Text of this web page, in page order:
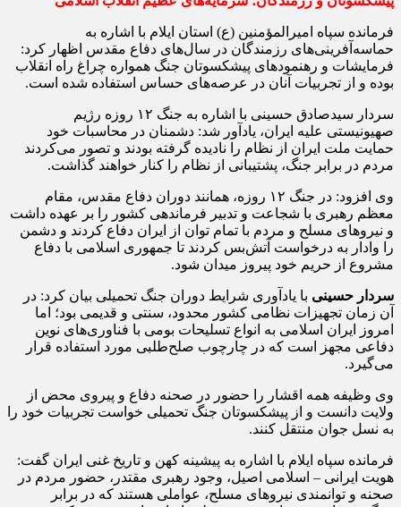
فرمانده سپاه امیرالمؤمنین (ع) استان ایلام با اشاره به
حماسه‌آفرینی‌های رزمندگان در سال‌های دفاع مقدس اظهار کرد:
فرمایشات و رهنمودهای پیشکسوتان جنگ همواره چراغ راه انقلاب
بوده و از تجربیات آنان در عرصه‌های حساس استفاده شده است.
سردار سیدصادق حسینی با اشاره به جنگ ۱۲ روزه رژیم
صهیونیستی علیه ایران، یادآور شد: دشمنان در محاسبات خود
حمایت ملت ایران از نظام را نادیده گرفته بودند و تصور می‌کردند
مردم در برابر جنگ، پشتیبانی از نظام را کنار خواهند گذاشت.
وی افزود: در جنگ ۱۲ روزه، همانند دوران دفاع مقدس، مقام
معظم رهبری با شجاعت و تدبیر فرماندهی کشور را بر عهده داشت
و نیروهای مسلح و مردم با تمام توان از ایران دفاع کردند و دشمن
را وادار به درخواست آتش‌بس کردند تا جمهوری اسلامی با دفاع
مشروع از حریم خود پیروز میدان شود.
سردار حسینی با یادآوری شرایط دوران جنگ تحمیلی بیان کرد: در
آن زمان تجهیزات نظامی کشور محدود، سنتی و قدیمی بود؛ اما
امروز ایران اسلامی به انواع تسلیحات بومی با فناوری‌های نوین
دفاعی مجهز است که در چارچوب صلح‌طلبی مورد استفاده قرار
می‌گیرد.
وی وظیفه همه اقشار را حضور در صحنه دفاع و پیروی محض از
ولایت دانست و از پیشکسوتان جنگ تحمیلی خواست تجربیات خود را
به نسل جوان منتقل کنند.
فرمانده سپاه ایلام با اشاره به پیشینه کهن و تاریخ غنی ایران گفت:
هویت ایرانی – اسلامی اصیل، وجود رهبری مقتدر، حضور مردم در
صحنه و توانمندی نیروهای مسلح، عواملی هستند که در برابر